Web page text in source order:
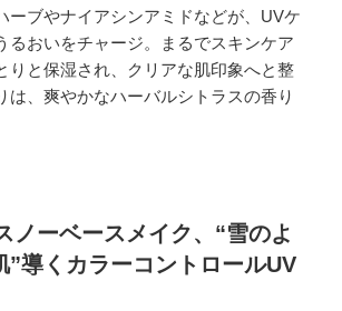
ーブやナイアシンアミドなどが、UVケ
るおいをチャージ。まるでスキンケア
りと保湿され、クリアな肌印象へと整
は、爽やかなハーバルシトラスの香り
ノーベースメイク、“雪のよ
”導くカラーコントロールUV